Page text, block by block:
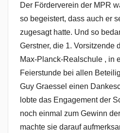
Der Förderverein der MPR
so begeistert, dass auch er
zugesagt hatte. Und so
Gerstner, die 1. Vorsitzende
Max-Planck-Realschule , in
Feierstunde bei allen
Guy Graessel einen
lobte das Engagement der
noch einmal zum Gewinn
machte sie darauf